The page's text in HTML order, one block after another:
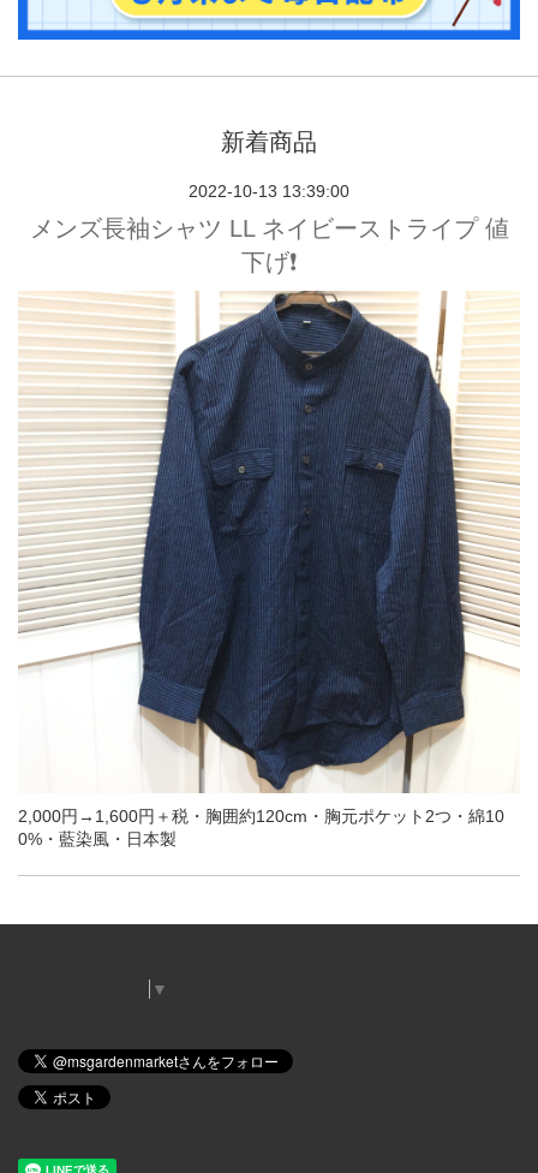
新着商品
2022-10-13 13:39:00
メンズ長袖シャツ LL ネイビーストライプ 値
下げ❗️
2,000円→1,600円＋税・胸囲約120cm・胸元ポケット2つ・綿10
0%・藍染風・日本製
▼